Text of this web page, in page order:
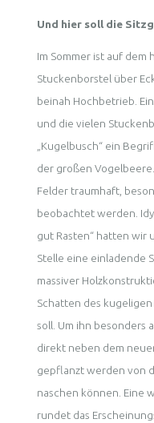
Und hier soll die
Im Sommer ist auf
Stuckenborstel über
beinah Hochbetrieb.
und die vielen
„Kugelbusch“ ein
der großen
Felder traumhaft,
beobachtet werden.
gut Rasten“ hatten wir
Stelle eine einladende
massiver
Schatten des
soll. Um ihn besonders
direkt neben dem
gepflanzt werden von
naschen können. Eine
rundet das